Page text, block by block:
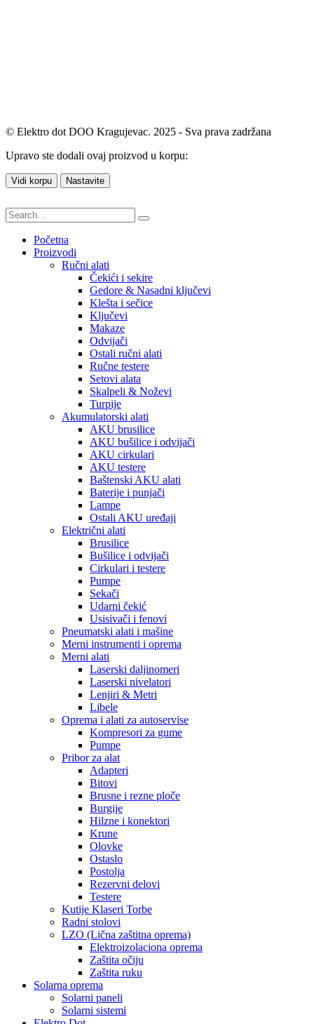
© Elektro dot DOO Kragujevac. 2025 - Sva prava zadržana
Upravo ste dodali ovaj proizvod u korpu:
Vidi korpu Nastavite
Početna
Proizvodi
Ručni alati
Čekići i sekire
Gedore & Nasadni ključevi
Klešta i sečice
Ključevi
Makaze
Odvijači
Ostali ručni alati
Ručne testere
Setovi alata
Skalpeli & Noževi
Turpije
Akumulatorski alati
AKU brusilice
AKU bušilice i odvijači
AKU cirkulari
AKU testere
Baštenski AKU alati
Baterije i punjači
Lampe
Ostali AKU uređaji
Električni alati
Brusilice
Bušilice i odvijači
Cirkulari i testere
Pumpe
Sekači
Udarni čekić
Usisivači i fenovi
Pneumatski alati i mašine
Merni instrumenti i oprema
Merni alati
Laserski daljinomeri
Laserski nivelatori
Lenjiri & Metri
Libele
Oprema i alati za autoservise
Kompresori za gume
Pumpe
Pribor za alat
Adapteri
Bitovi
Brusne i rezne ploče
Burgije
Hilzne i konektori
Krune
Olovke
Ostaslo
Postolja
Rezervni delovi
Testere
Kutije Klaseri Torbe
Radni stolovi
LZO (Lična zaštitna oprema)
Elektroizolaciona oprema
Zaštita očiju
Zaštita ruku
Solarna oprema
Solarni paneli
Solarni sistemi